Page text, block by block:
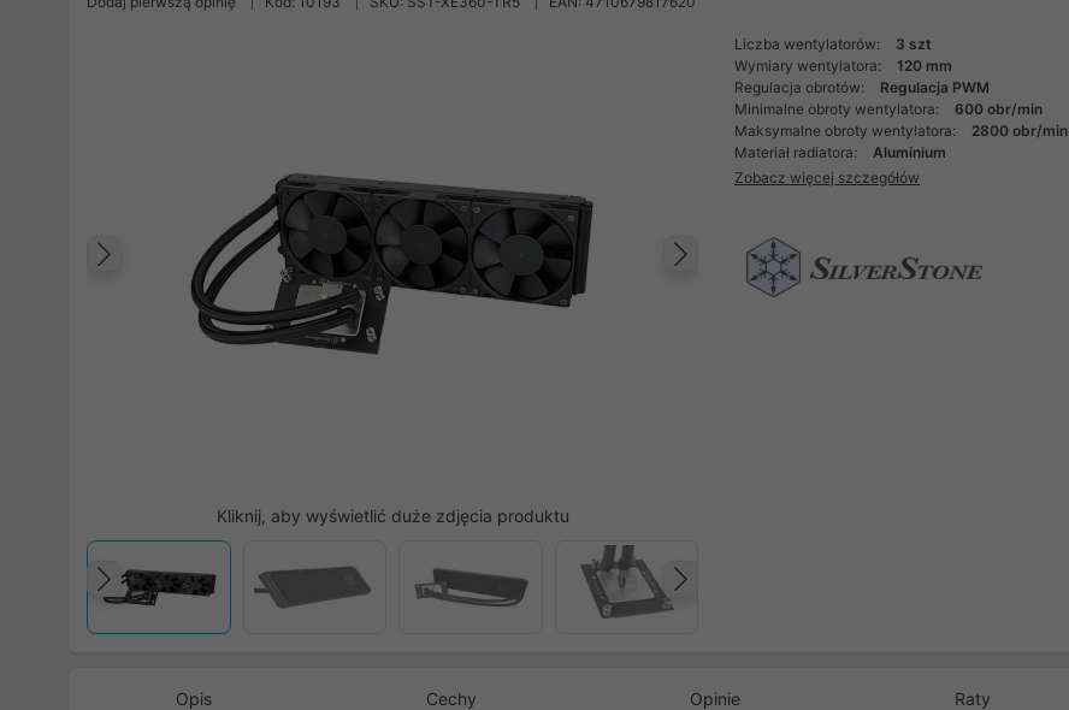
Następny
Poprzedni
Kliknij, aby wyświetlić duże zdjęcia produktu
Poprzedni
Liczba wentylatorów:
3 szt
Wymiary wentylatora:
120 mm
Regulacja obrotów:
Regulacja PWM
Minimalne obroty wentylatora:
600 obr/min
Maksymalne obroty wentylatora:
2800 obr/min
Materiał radiatora:
Aluminium
Zobacz więcej szczegółów
Opis Cechy Opinie Raty